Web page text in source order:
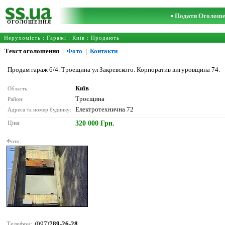
ОГОЛОШЕННЯ
Подати
Нерухомість : Гаражі : Київ : Продають
Текст оголошення | Фото | Контакти
Продам гараж 6/4. Троещина ул Закревского. Корпоратив вигуровщина 74.
Область: Київ
Район: Троєщина
Адреса та номер будинку: Електротехнична 72
Ціна: 320 000 Грн.
Фото: